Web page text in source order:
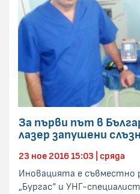
За първи път в
лазер запушени
23 ное 2016 15:03 | сряда
Иновацията е съвместно
„Бургас“ и УНГ-